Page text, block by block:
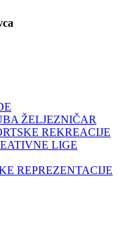
ŽELJEZNIČAR
REKREACIJE
LIGE
REPREZENTACIJE